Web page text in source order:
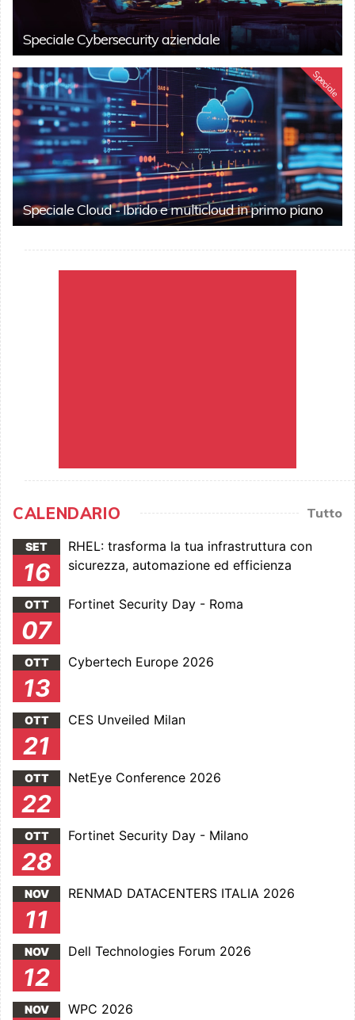
Speciale Cybersecurity aziendale
Speciale
Speciale Cloud - Ibrido e multicloud in primo piano
CALENDARIO Tutto
SET
16
RHEL: trasforma la tua infrastruttura con
sicurezza, automazione ed efficienza
OTT
07
Fortinet Security Day - Roma
OTT
13
Cybertech Europe 2026
OTT
21
CES Unveiled Milan
OTT
22
NetEye Conference 2026
OTT
28
Fortinet Security Day - Milano
NOV
11
RENMAD DATACENTERS ITALIA 2026
NOV
12
Dell Technologies Forum 2026
NOV WPC 2026